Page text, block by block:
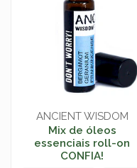
ANCIENT WISDOM
Mix de óleos
essenciais roll-on
CONFIA!